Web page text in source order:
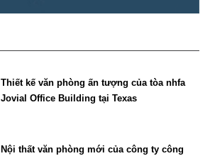
Thiết kế văn phòng ấn tượng của tòa nhfa
Jovial Office Building tại Texas
Nội thất văn phòng mới của công ty công